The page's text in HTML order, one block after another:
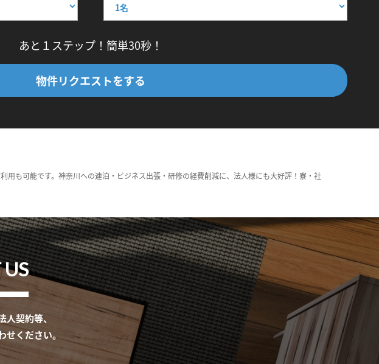
あと１ステップ！簡単30秒！
物件リクエストをする
も可能です。神奈川への連泊・ビジネス出張・研修の経費削減に、法人様にも大好評！寮・社
契約等、
ください。